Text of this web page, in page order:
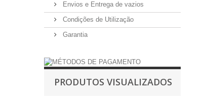
Envios e Entrega de vazios
Condições de Utilização
Garantia
PRODUTOS VISUALIZADOS